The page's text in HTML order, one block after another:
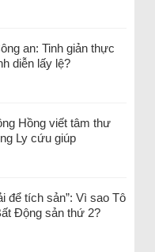
an: Tinh giản thực
diễn lấy lệ?
Hồng viết tâm thư
Ly cứu giúp
để tích sản”: Vì sao Tô
Động sản thứ 2?